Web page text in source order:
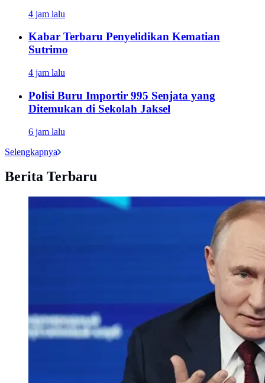
4 jam lalu
Kabar Terbaru Penyelidikan Kematian
Sutrimo
4 jam lalu
Polisi Buru Importir 995 Senjata yang
Ditemukan di Sekolah Jaksel
6 jam lalu
Selengkapnya
Berita Terbaru